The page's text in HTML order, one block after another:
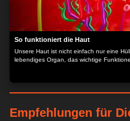
So funktioniert die Haut
Unsere Haut ist nicht einfach nur eine
lebendiges Organ, das wichtige
Empfehlungen für